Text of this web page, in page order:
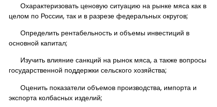
Охарактеризовать ценовую ситуацию на рынке мяса как в
целом по России, так и в разрезе федеральных округов;
Определить рентабельность и объемы инвестиций в
основной капитал;
Изучить влияние санкций на рынок мяса, а также вопросы
государственной поддержки сельского хозяйства;
Оценить показатели объемов производства, импорта и
экспорта колбасных изделий;